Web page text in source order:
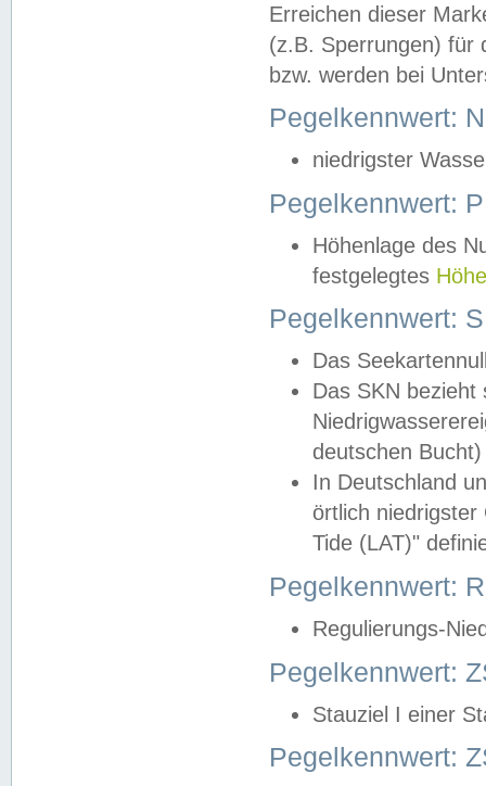
Erreichen dieser
(z.B. Sperrungen) für
bzw. werden bei
Pegelkennwert:
niedrigster
Pegelkennwert:
Höhenlage des
festgelegtes
Pegelkennwert:
Das
Das SKN
deutschen
In Deutschland
örtlich
Tide (LAT)"
Pegelkennwert:
Regulierungs-
Pegelkennwert:
Stauziel I einer
Pegelkennwert: